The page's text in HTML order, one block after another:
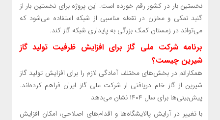
نخستین بار در کشور رقم خورده است. این پروژه برای نخستین بار از
گنبد نمکی و مخزن در نقطه مناسبی از شبکه استفاده می‌شود که
می‌تواند در زمستان کمک بزرگی به پایداری شبکه گاز کند.
برنامه شرکت ملی گاز برای افزایش ظرفیت تولید گاز
شیرین چیست؟
همکارانم در بخش‌های مختلف آمادگی لازم را برای افزایش تولید گاز
شیرین از گاز خام دریافتی از شرکت ملی گاز ایران فراهم کرده‌اند.
پیش‌بینی‌ها برای سال ۱۴۰۴ نشان می‌دهد
با تغییر در آرایش پالایشگاه‌ها و اقدام‌های اصلاحی، امکان افزایش